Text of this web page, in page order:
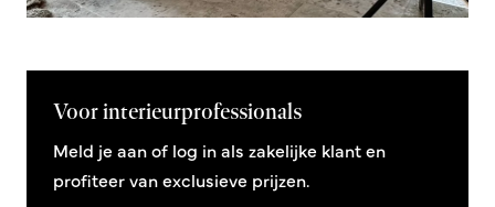
Voor interieurprofessionals
Meld je aan of log in als zakelijke klant en
profiteer van exclusieve prijzen.